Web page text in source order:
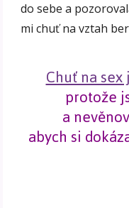
do sebe a
mi chuť na vztah
Chuť na
protože
a
abych si